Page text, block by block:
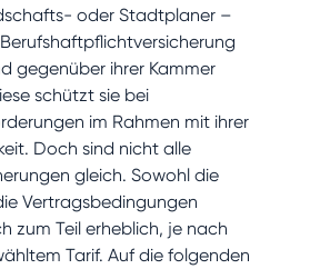
oder Stadtplaner –
gegenüber ihrer Kammer
schützt sie bei
im Rahmen mit ihrer
Doch sind nicht alle
gleich. Sowohl die
Vertragsbedingungen
zum Teil erheblich, je nach
Tarif. Auf die folgenden